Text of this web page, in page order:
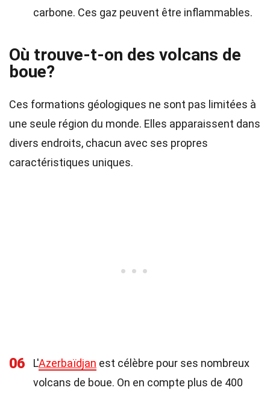
carbone. Ces gaz peuvent être inflammables.
Où trouve-t-on des volcans de
boue?
Ces formations géologiques ne sont pas limitées à
une seule région du monde. Elles apparaissent dans
divers endroits, chacun avec ses propres
caractéristiques uniques.
06 L'Azerbaïdjan est célèbre pour ses nombreux
volcans de boue. On en compte plus de 400